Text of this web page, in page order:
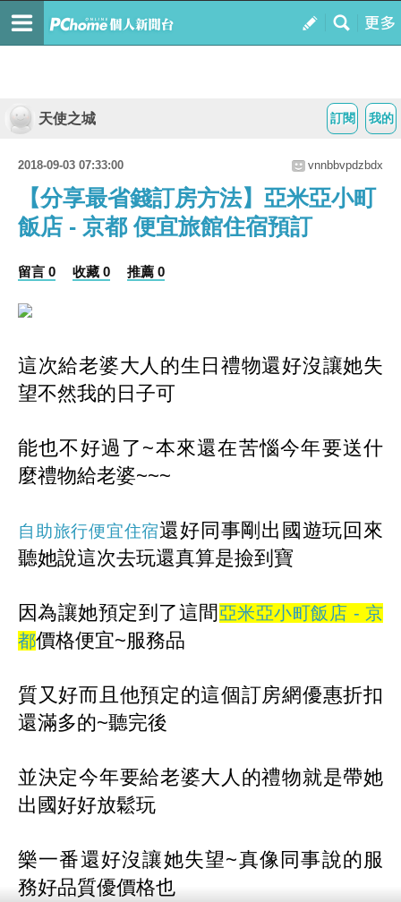
我的
訂閱
天使之城
2018-09-03 07:33:00 vnnbbvpdzbdx
【分享最省錢訂房方法】亞米亞小町
飯店 - 京都 便宜旅館住宿預訂
留言 0 收藏 0 推薦 0
這次給老婆大人的生日禮物還好沒讓她失
望不然我的日子可
能也不好過了~本來還在苦惱今年要送什
麼禮物給老婆~~~
自助旅行便宜住宿還好同事剛出國遊玩回來
聽她說這次去玩還真算是撿到寶
因為讓她預定到了這間亞米亞小町飯店 - 京
都價格便宜~服務品
質 又好而且他預定的這個訂房網優惠折扣
還滿多的~聽完後
並決定今年要給老婆大人的禮物就是帶她
出國好好放鬆玩
樂一番還好沒讓她失望~真像同事說的服
務好品質優價格也